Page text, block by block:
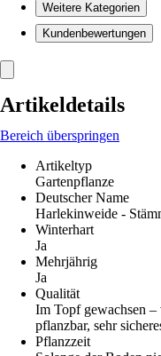
Weitere Kategorien
Kundenbewertungen
Artikeldetails
Bereich überspringen
Artikeltyp
Gartenpflanze
Deutscher Name
Harlekinweide -
Winterhart
Ja
Mehrjährig
Ja
Qualität
Im Topf gewachsen
pflanzbar, sehr
Pflanzzeit